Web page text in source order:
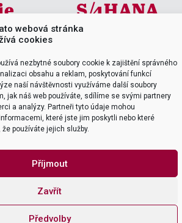
webová stránka
cookies
nezbytné soubory cookie k zajištění správného
obsahu a reklam, poskytování funkcí
naší návštěvnosti využíváme další soubory
jak náš web používáte, sdílíme se svými partnery
a analýzy. Partneři tyto údaje mohou
které jste jim poskytli nebo které
používáte jejich služby.
Příjmout
Zavřít
Předvolby
SAP,
výzvy
je
způsobu
V
S/4HANA
Dnes se podíváme na něco, co by
vašich podnikových systémů.
Zabýváme se technologií, která
stojí za jedním z nejzásadnějších
pokroků v oblasti ERP systémů
posledních let – in-memory
databází SAP HANA, která je
jádrem systému SAP S/4HANA.
Co je to in-memory…
17. 04. 2024